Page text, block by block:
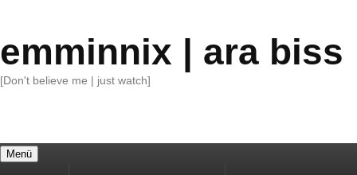
emminnix | ara biss
[Don't believe me | just watch]
Menü